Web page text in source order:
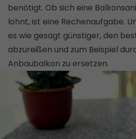
benötigt. Ob sich eine
lohnt, ist eine Rechenaufgabe.
es wie gesagt günstiger, den
abzureißen und zum Beispiel
Anbaubalkon zu ersetzen.